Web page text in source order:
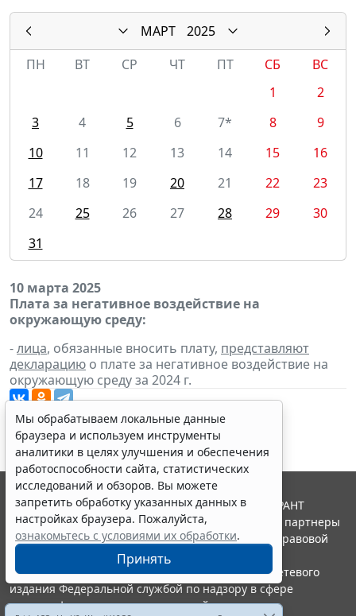
МАРТ
2025
ПН
ВТ СР ЧТ ПТ СБ
ВС
1
2
3
4 5 6 7* 8
9
10
11 12 13 14 15
16
17
18 19 20 21 22
23
24
25 26 27 28 29
30
31
10 марта 2025
Плата за негативное воздействие на
окружающую среду:
-лица, обязанные вносить плату, представляют
декларацию о плате за негативное воздействие на
окружающую среду за 2024 г.
Мы обрабатываем локальные данные
браузера и используем инструменты
аналитики в целях улучшения и обеспечения
работоспособности сайта, статистических
исследований и обзоров. Вы можете
запретить обработку указанных данных в
настройках браузера. Пожалуйста,
ознакомьтесь с условиями их обработки.
Принять
© ООО "НПП "ГАРАНТ-СЕРВИС", 2026. Система ГАРАНТ
выпускается с 1990 года. Компания "Гарант" и ее партнеры
являются участниками Российской ассоциации правовой
информации ГАРАНТ.
Портал ГАРАНТ.РУ зарегистрирован в качестве сетевого
издания Федеральной службой по надзору в сфере
связи,информационных технологий и массовых